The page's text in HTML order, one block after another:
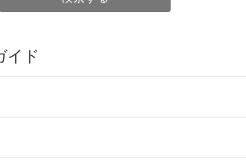
イド